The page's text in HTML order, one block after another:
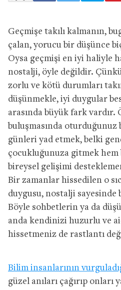
Geçmişe takılı kalmanın,
çalan, yorucu bir düşünce
Oysa geçmişi en iyi haliyle
nostalji, öyle değildir.
zorlu ve kötü durumları
düşünmekle, iyi duygular
arasında büyük fark
buluşmasında
günleri yad etmek, belki
çocukluğunuza gitmek
bireysel gelişimi
Bir zamanlar hissedilen o
duygusu, nostalji sayesinde
Böyle sohbetlerin ya da
anda kendinizi huzurlu ve
hissetmeniz de rastlantı
Bilim insanlarının
güzel anıları çağırıp